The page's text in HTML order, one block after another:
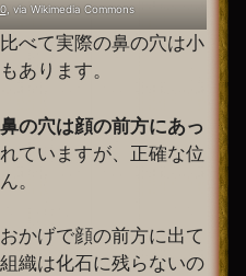
, via Wikimedia Commons
べて実際の鼻の穴は小
あります。
の穴は顔の前方にあっ
ていますが、正確な位
。
かげで顔の前方に出て
織は化石に残らないの